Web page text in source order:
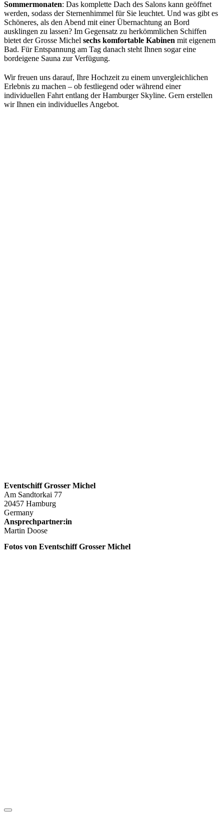
Sommermonaten: Das komplette Dach des Salons kann geöffnet
werden, sodass der Sternenhimmel für Sie leuchtet. Und was gibt es
Schöneres, als den Abend mit einer Übernachtung an Bord
ausklingen zu lassen? Im Gegensatz zu herkömmlichen Schiffen
bietet der Grosse Michel sechs komfortable Kabinen mit eigenem
Bad. Für Entspannung am Tag danach steht Ihnen sogar eine
bordeigene Sauna zur Verfügung.
Wir freuen uns darauf, Ihre Hochzeit zu einem unvergleichlichen
Erlebnis zu machen – ob festliegend oder während einer
individuellen Fahrt entlang der Hamburger Skyline. Gern erstellen
wir Ihnen ein individuelles Angebot.
Eventschiff Grosser Michel
Am Sandtorkai 77
20457 Hamburg
Germany
Ansprechpartner:in
Martin Doose
Fotos von Eventschiff Grosser Michel